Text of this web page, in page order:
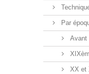
Par
Avant
XX et